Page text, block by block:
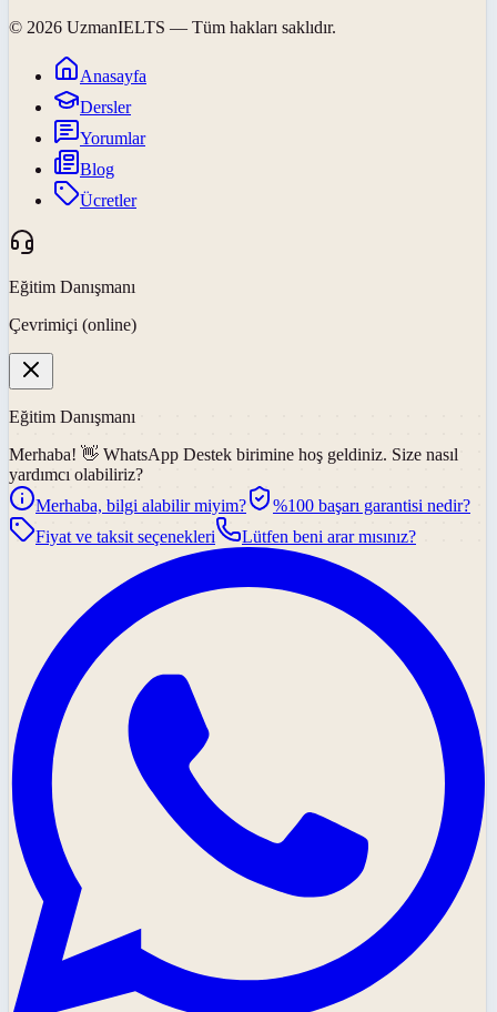
© 2026 UzmanIELTS — Tüm hakları saklıdır.
Anasayfa
Dersler
Yorumlar
Blog
Ücretler
Eğitim Danışmanı
Çevrimiçi (online)
Eğitim Danışmanı
Merhaba! 👋 WhatsApp Destek birimine hoş geldiniz. Size nasıl
yardımcı olabiliriz?
Merhaba, bilgi alabilir miyim?
%100 başarı garantisi nedir?
Fiyat ve taksit seçenekleri
Lütfen beni arar mısınız?